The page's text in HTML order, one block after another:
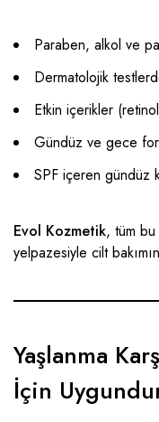
Paraben, alkol ve
Dermatolojik
Etkin içerikler
Gündüz ve gece
SPF içeren gündüz
Evol Kozmetik, tüm
yelpazesiyle cilt
Yaşlanma
İçin